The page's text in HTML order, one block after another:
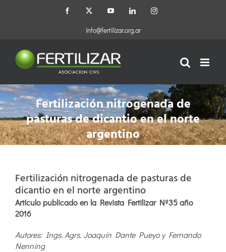
Facebook
X YouTubeLinkedInInstagram
info@fertilizar.org.ar
Fertilización nitrogenada de
pasturas de dicantio en el norte
argentino
Fertilización nitrogenada de pasturas de
dicantio en el norte argentino
Artículo publicado en la Revista Fertilizar Nº35 año
2016
Autores: Ings. Agrs. Joaquín Dante Pueyo y Fernando
Nenning